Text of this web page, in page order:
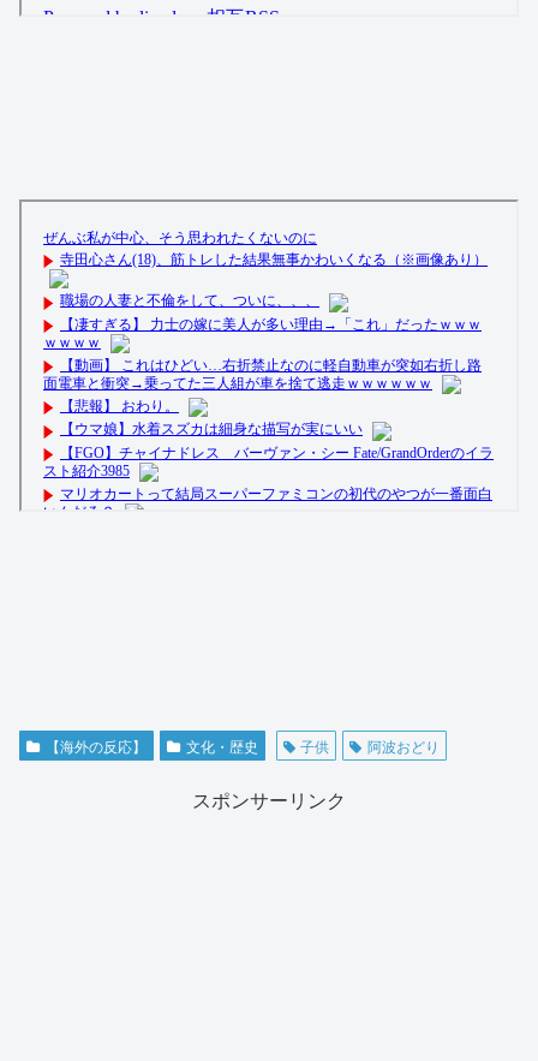
【海外の反応】 文化・歴史 子供 阿波おどり
スポンサーリンク